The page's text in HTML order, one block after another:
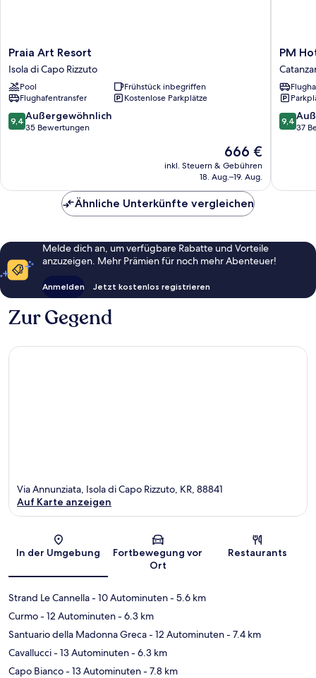
Praia
Art
Resort
Isola
di
Capo
Rizzuto
Praia Art Resort
Isola di Capo Rizzuto
Pool
Frühstück inbegriffen
Flughafentransfer
Kostenlose Parkplätze
9.4
von
9,4 Außergewöhnlich
35 Bewertungen
Der
Preis
beträgt
666 €
inkl. Steuern & Gebühren
18. Aug.–19. Aug.
PM
Hotel
PM
9.4
von
9,4
37
Ähnliche Unterkünfte vergleichen
Melde dich an, um verfügbare Rabatte und Vorteile
anzuzeigen. Mehr Prämien für noch mehr Abenteuer!
Anmelden Jetzt kostenlos registrieren
Zur Gegend
Karte
Via Annunziata, Isola di Capo Rizzuto, KR, 88841
Auf Karte anzeigen
In der Umgebung
Fortbewegung vor
Ort
Restaurants
Strand Le Cannella- 10 Autominuten- 5.6 km
Curmo- 12 Autominuten- 6.3 km
Santuario della Madonna Greca- 12 Autominuten- 7.4 km
Cavallucci- 13 Autominuten- 6.3 km
Capo Bianco- 13 Autominuten- 7.8 km